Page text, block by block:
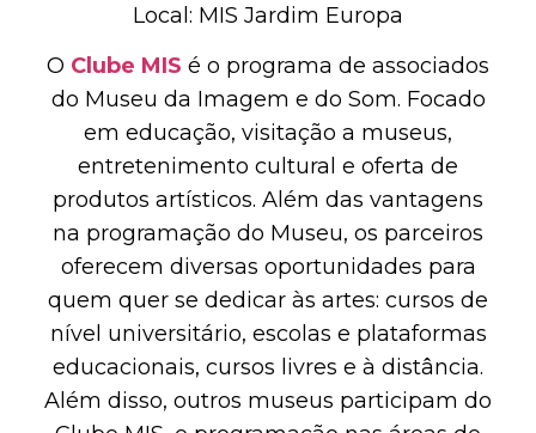
Local: MIS Jardim Europa
O Clube MIS é o programa de associados
do Museu da Imagem e do Som. Focado
em educação, visitação a museus,
entretenimento cultural e oferta de
produtos artísticos. Além das vantagens
na programação do Museu, os parceiros
oferecem diversas oportunidades para
quem quer se dedicar às artes: cursos de
nível universitário, escolas e plataformas
educacionais, cursos livres e à distância.
Além disso, outros museus participam do